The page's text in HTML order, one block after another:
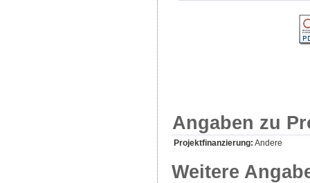
Angaben zu
Projektfinanzierung: Andere
Weitere